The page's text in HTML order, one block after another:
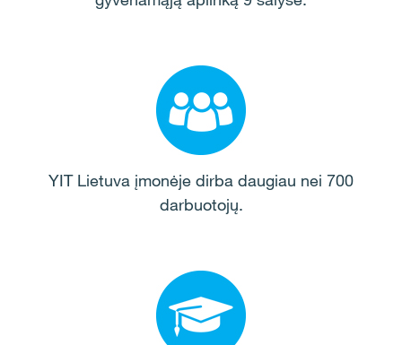
YIT Lietuva įmonėje dirba daugiau nei 700
darbuotojų.